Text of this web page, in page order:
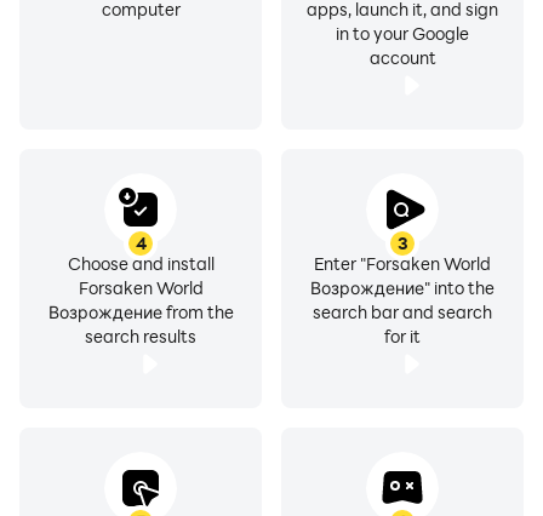
computer
apps, launch it, and sign
in to your Google
account
3
Enter "Forsaken World
Возрождение" into the
search bar and search
for it
4
Choose and install
Forsaken World
Возрождение from the
search results